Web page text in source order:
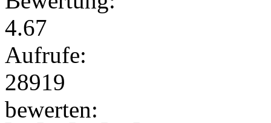
4.67
Aufrufe:
28919
bewerten: